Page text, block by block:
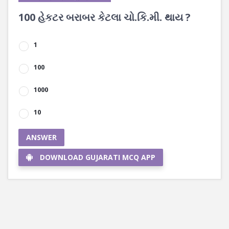
100 હેકટર બરાબર કેટલા ચો.કિ.મી. થાય ?
1
100
1000
10
ANSWER
DOWNLOAD GUJARATI MCQ APP